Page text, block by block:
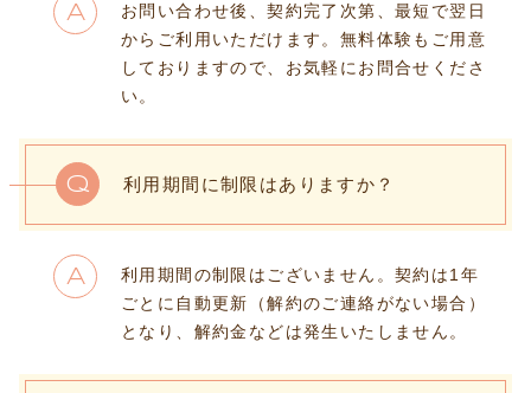
A
お問い合わせ後、契約完了次第、最短で翌日
からご利用いただけます。無料体験もご用意
しておりますので、お気軽にお問合せくださ
い。
Q 利用期間に制限はありますか？
A
利用期間の制限はございません。契約は1年
ごとに自動更新（解約のご連絡がない場合）
となり、解約金などは発生いたしません。